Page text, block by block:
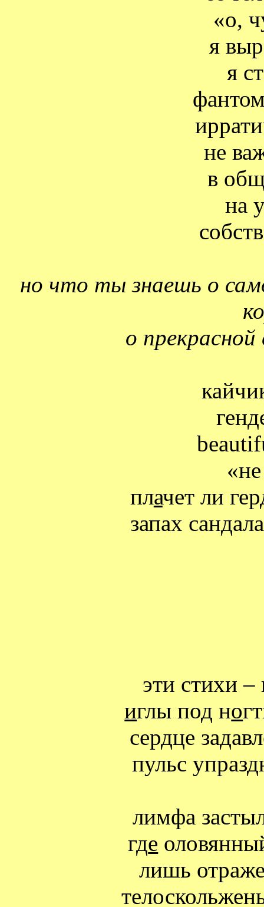
«о,
я
я
не
в
на
но что ты знаешь о
о
«не
плачет ли
запах
эти стихи –
иглы под но
сердце
пульс
лимфа
где
лишь